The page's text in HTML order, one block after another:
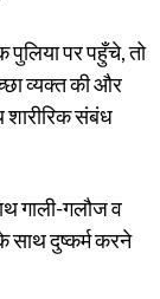
पर पहुँचे, तो
व्यक्त की और
संबंध
गाली-गलौज व
साथ दुष्कर्म करने